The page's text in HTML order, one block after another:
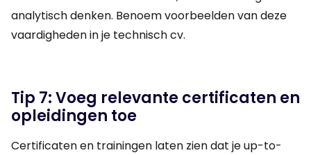
analytisch denken. Benoem voorbeelden van deze
vaardigheden in je technisch cv.
Tip 7: Voeg relevante certificaten en
opleidingen toe
Certificaten en trainingen laten zien dat je up-to-